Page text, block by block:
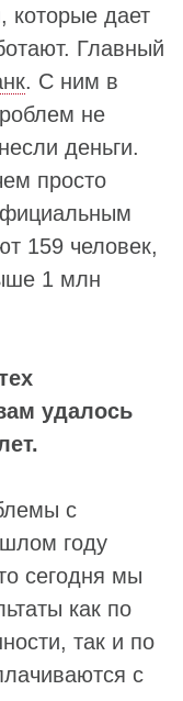
которые дает
Главный
. С ним в
не
деньги.
просто
159 человек,
1 млн
удалось
с
году
сегодня мы
как по
так и по
с